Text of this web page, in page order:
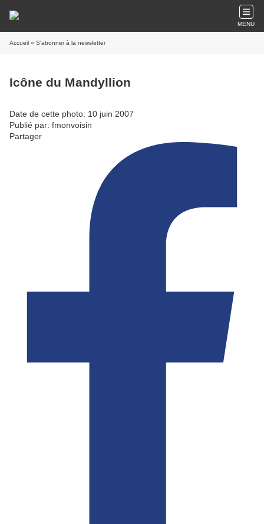
MENU
Accueil » S'abonner à la newsletter
Icône du Mandyllion
Date de cette photo: 10 juin 2007
Publié par: fmonvoisin
Partager